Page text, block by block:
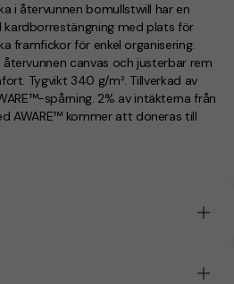
i återvunnen bomullstwill har en
med plats för
framfickor för enkel organisering.
canvas och justerbar rem
Tygvikt 340 g/m². Tillverkad av
spårning. 2% av intäkterna från
AWARE™ kommer att doneras till